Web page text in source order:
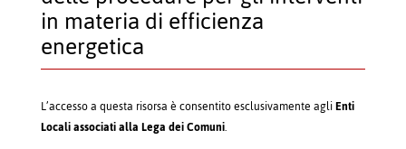
in materia di efficienza
energetica
L’accesso a questa risorsa è consentito esclusivamente agliEnti
Locali associati alla Lega dei Comuni.